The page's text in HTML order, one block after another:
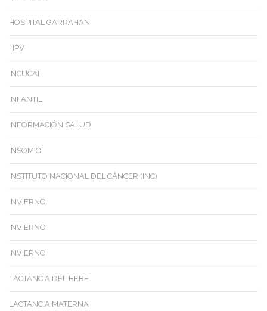
HOSPITAL GARRAHAN
HPV
INCUCAI
INFANTIL
INFORMACIÓN SALUD
INSOMIO
INSTITUTO NACIONAL DEL CÁNCER (INC)
INVIERNO
INVIERNO
INVIERNO
LACTANCIA DEL BEBE
LACTANCIA MATERNA